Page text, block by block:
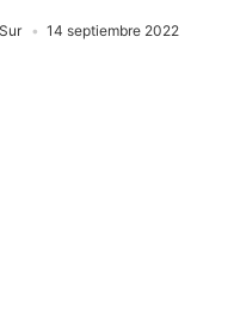
14 septiembre 2022